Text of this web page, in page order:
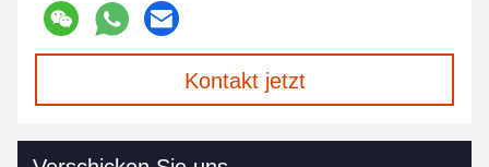
Kontakt jetzt